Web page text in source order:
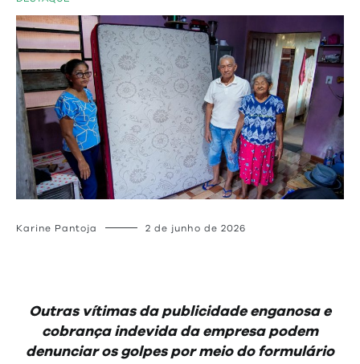
Karine Pantoja 2 de junho de 2026
Outras vítimas da publicidade enganosa e
cobrança indevida da empresa podem
denunciar os golpes por meio do formulário